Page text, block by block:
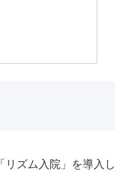
ズム入院」を導入し